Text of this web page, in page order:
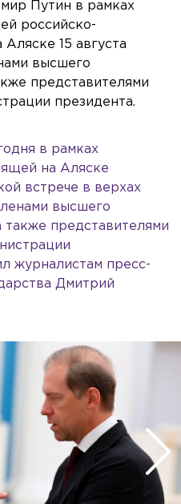
Путин в рамках
российско-
15 августа
высшего
представителями
президента.
в рамках
на Аляске
встрече в верхах
высшего
также представителями
журналистам пресс-
Дмитрий